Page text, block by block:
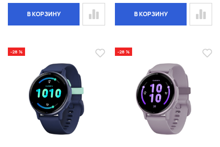
В КОРЗИНУ В КОРЗИНУ
-28 % -28 %